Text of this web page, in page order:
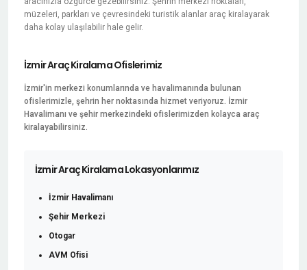
müzeleri, parkları ve çevresindeki turistik alanlar araç kiralayarak
daha kolay ulaşılabilir hale gelir.
İzmir Araç Kiralama Ofislerimiz
İzmir'in merkezi konumlarında ve havalimanında bulunan
ofislerimizle, şehrin her noktasında hizmet veriyoruz. İzmir
Havalimanı ve şehir merkezindeki ofislerimizden kolayca araç
kiralayabilirsiniz.
İzmir Araç Kiralama Lokasyonlarımız
İzmir Havalimanı
Şehir Merkezi
Otogar
AVM Ofisi